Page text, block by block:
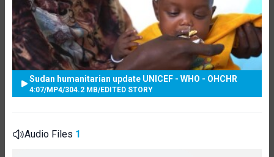
Sudan humanitarian update UNICEF - WHO - OHCHR
4:07/MP4/304.2 MB/EDITED STORY
Audio Files 1